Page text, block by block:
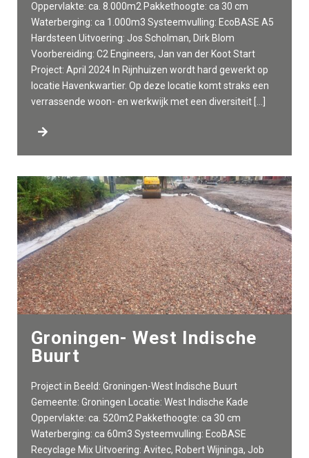
Oppervlakte: ca. 8.000m2 Pakkethoogte: ca 30 cm
Waterberging: ca 1.000m3 Systeemvulling: EcoBASE A5
Hardsteen Uitvoering: Jos Scholman, Dirk Blom
Voorbereiding: C2 Engineers, Jan van der Koot Start
Project: April 2024 In Rijnhuizen wordt hard gewerkt op
locatie Havenkwartier. Op deze locatie komt straks een
verrassende woon- en werkwijk met een diversiteit […]
Groningen- West Indische
Buurt
Project in Beeld: Groningen-West Indische Buurt
Gemeente: Groningen Locatie: West Indische Kade
Oppervlakte: ca. 520m2 Pakkethoogte: ca 30 cm
Waterberging: ca 60m3 Systeemvulling: EcoBASE
Recyclage Mix Uitvoering: Avitec, Robert Wijninga, Job